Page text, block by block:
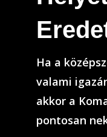
Ha a
valami
akkor a
pontosan